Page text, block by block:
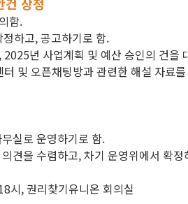
함.
하고, 공고하기로 함.
년 사업계획 및 예산 승인의 건을
및 오픈채팅방과 관련한 해설 자료
실로 운영하기로 함.
견을 수렴하고, 차기 운영위에서 확정
시, 권리찾기유니온 회의실